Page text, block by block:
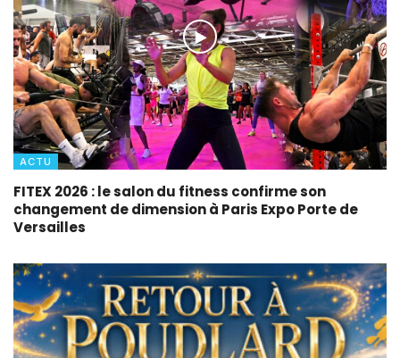
ACTU
FITEX 2026 : le salon du fitness confirme son
changement de dimension à Paris Expo Porte de
Versailles